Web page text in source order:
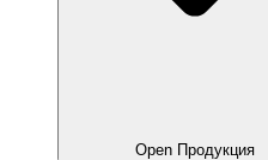
Open Продукция